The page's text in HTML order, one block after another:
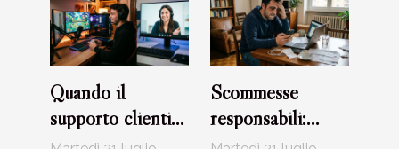
Quando il
supporto clienti
diventa alleato
Scommesse
responsabili:
come riconoscere